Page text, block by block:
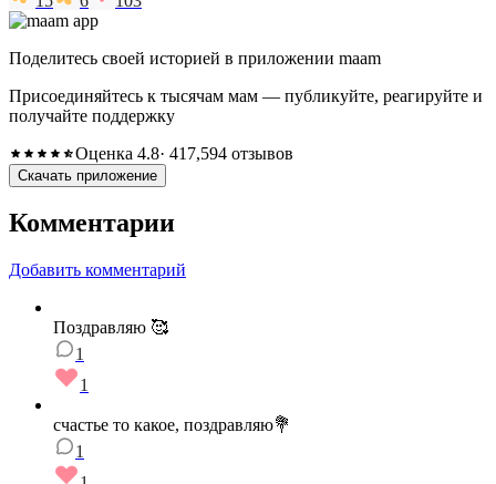
Поделитесь своей историей в приложении maam
Присоединяйтесь к тысячам мам — публикуйте, реагируйте и
получайте поддержку
Оценка 4.8· 417,594 отзывов
Скачать приложение
Комментарии
Добавить комментарий
Поздравляю 🥰
1
1
счастье то какое, поздравляю💐
1